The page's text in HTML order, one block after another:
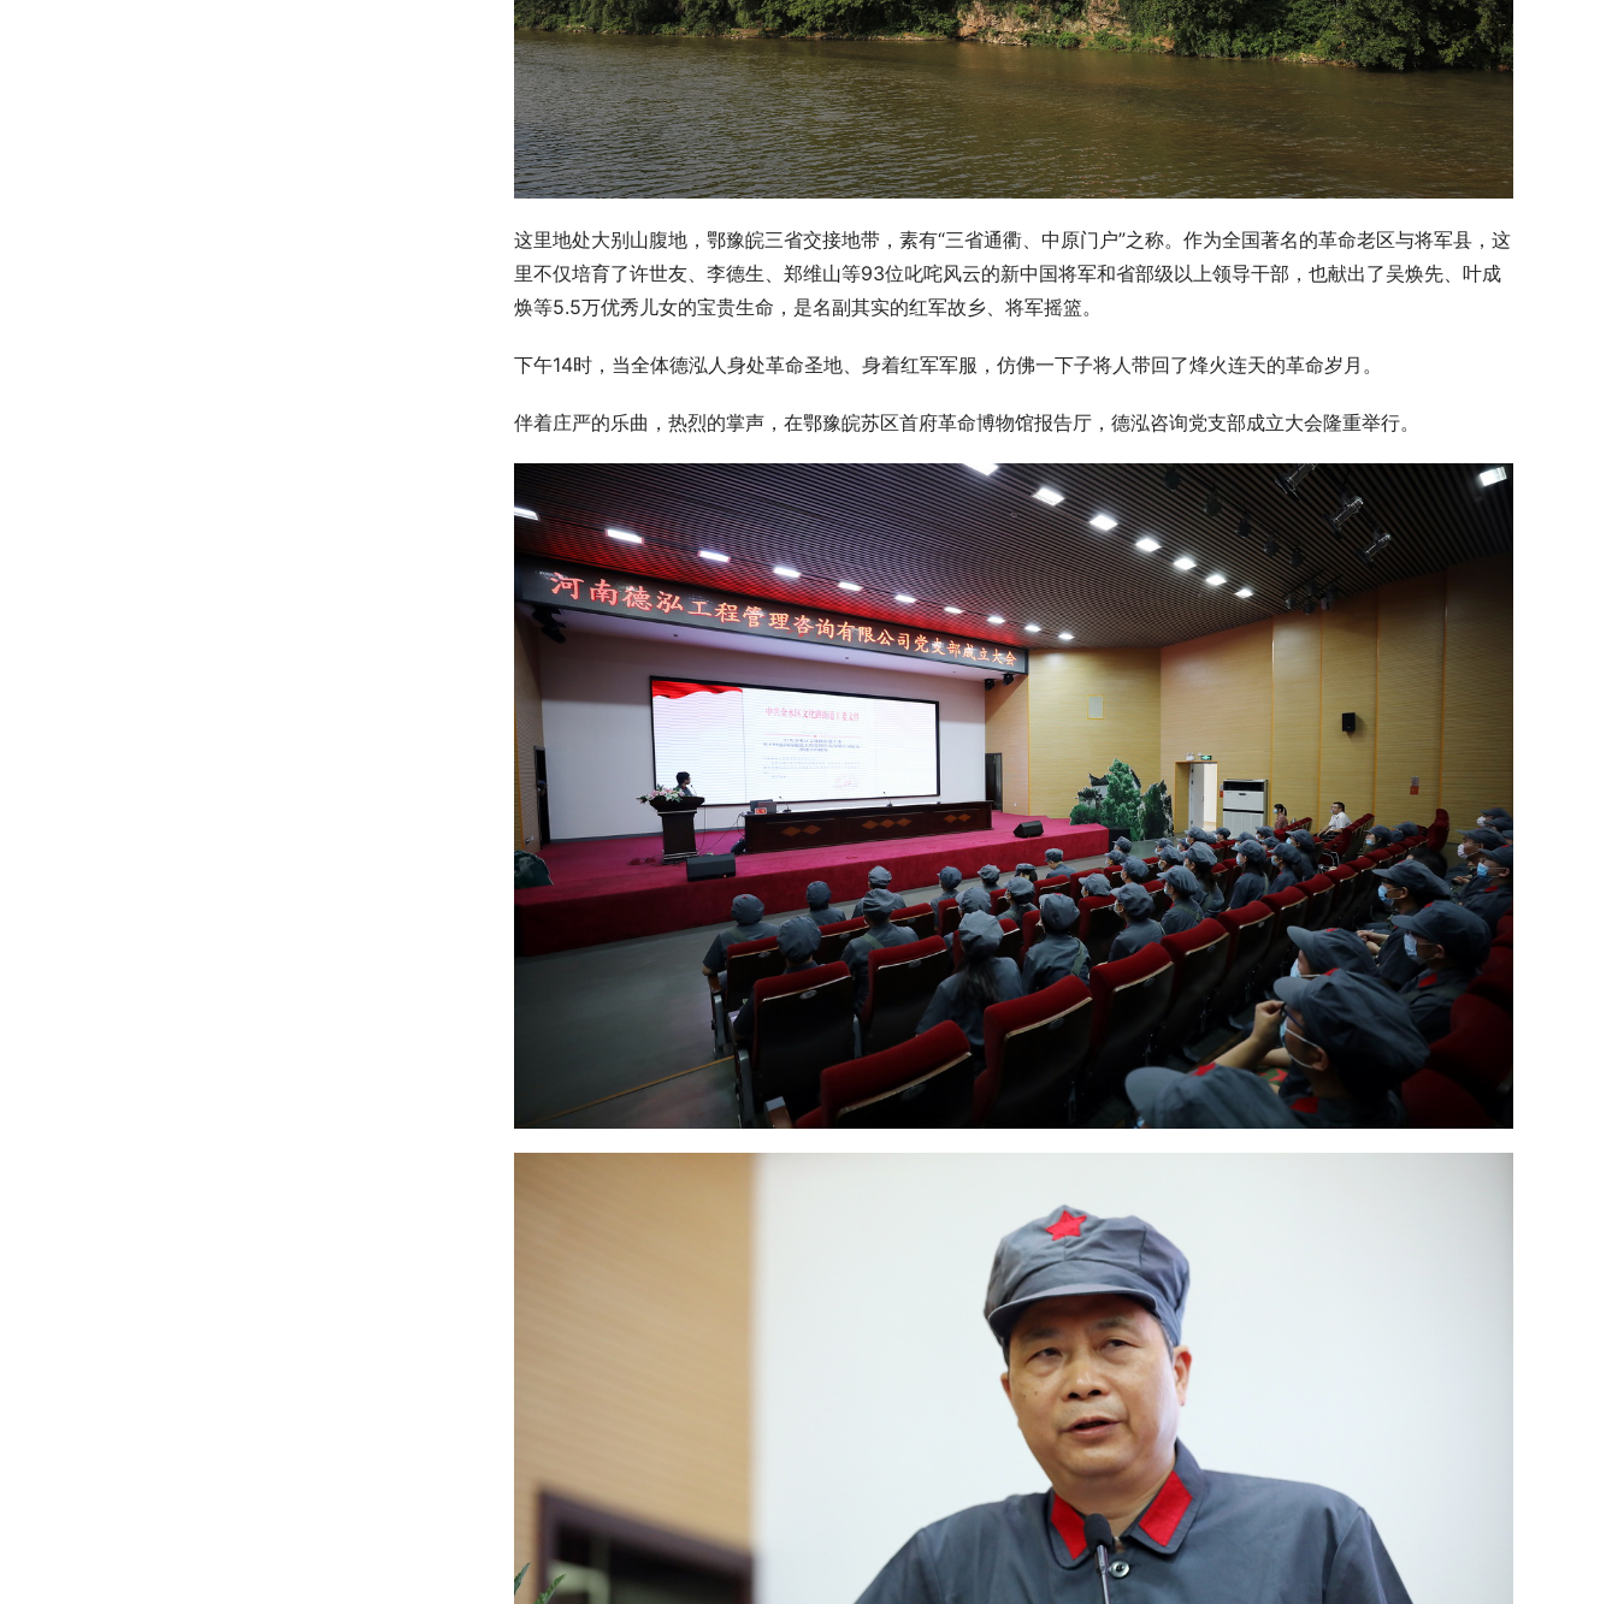
这里地处大别山腹地，鄂豫皖三省交接地带，素有“三省通衢、中原门户”之称。作为全国著名的革命老区与将军县，这
里不仅培育了许世友、李德生、郑维山等93位叱咤风云的新中国将军和省部级以上领导干部，也献出了吴焕先、叶成
焕等5.5万优秀儿女的宝贵生命，是名副其实的红军故乡、将军摇篮。
下午14时，当全体德泓人身处革命圣地、身着红军军服，仿佛一下子将人带回了烽火连天的革命岁月。
伴着庄严的乐曲，热烈的掌声，在鄂豫皖苏区首府革命博物馆报告厅，德泓咨询党支部成立大会隆重举行。